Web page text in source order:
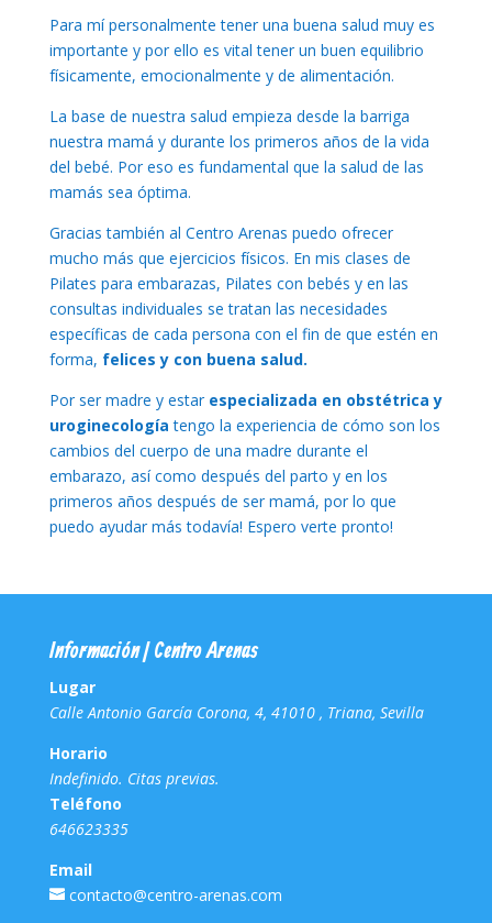
Para mí personalmente tener una buena salud muy es
importante y por ello es vital tener un buen equilibrio
físicamente, emocionalmente y de alimentación.
La base de nuestra salud empieza desde la barriga
nuestra mamá y durante los primeros años de la vida
del bebé. Por eso es fundamental que la salud de las
mamás sea óptima.
Gracias también al Centro Arenas puedo ofrecer
mucho más que ejercicios físicos. En mis clases de
Pilates para embarazas, Pilates con bebés y en las
consultas individuales se tratan las necesidades
específicas de cada persona con el fin de que estén en
forma, felices y con buena salud.
Por ser madre y estar especializada en obstétrica y
uroginecología tengo la experiencia de cómo son los
cambios del cuerpo de una madre durante el
embarazo, así como después del parto y en los
primeros años después de ser mamá, por lo que
puedo ayudar más todavía! Espero verte pronto!
Información | Centro Arenas
Lugar
Calle Antonio García Corona, 4, 41010 , Triana, Sevilla
Horario
Indefinido. Citas previas.
Teléfono
646623335
Email
contacto@centro-arenas.com